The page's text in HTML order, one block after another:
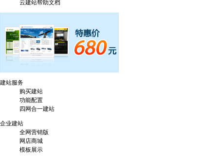
云建站帮助文档
建站服务
购买建站
功能配置
四网合一建站
企业建站
全网营销版
网店商城
模板展示